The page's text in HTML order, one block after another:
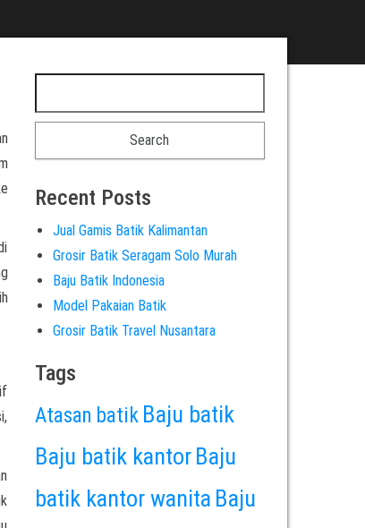
Recent Posts
Jual Gamis Batik Kalimantan
Grosir Batik Seragam Solo Murah
Baju Batik Indonesia
Model Pakaian Batik
Grosir Batik Travel Nusantara
Tags
Atasan batik Baju batik
Baju batik kantor Baju
batik kantor wanita Baju